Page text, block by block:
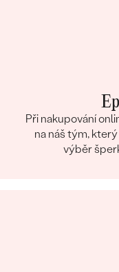
Při nakupování
na náš tým,
výběr